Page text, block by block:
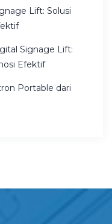
Lift: Solusi
Signage Lift:
Efektif
Portable dari